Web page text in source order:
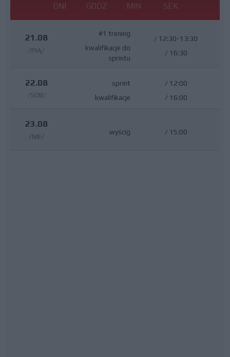
DNI GODZ MIN SEK
21.08
/PIĄ/
#1 trening
kwalifikacje do
sprintu
/ 12:30-13:30
/ 16:30
22.08
/SOB/
sprint
kwalifikacje
/ 12:00
/ 16:00
23.08
/NIE/
wyścig / 15:00